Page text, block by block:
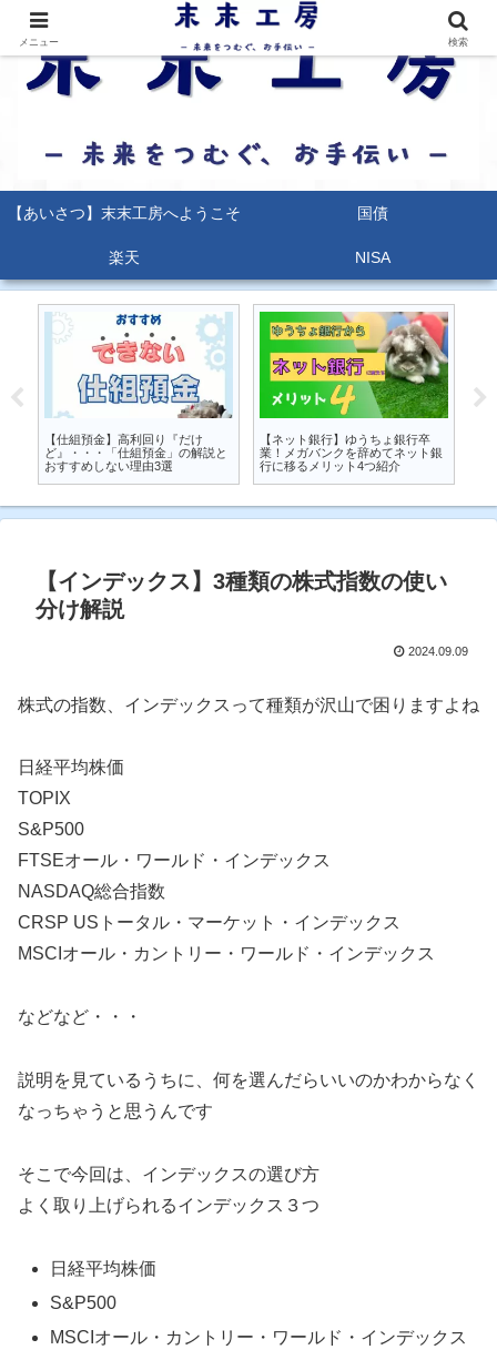
【あいさつ】末末工房へようこそ 国債
楽天 NISA
【仕組預金】高利回り『だけ
ど』・・・「仕組預金」の解説と
おすすめしない理由3選
【ネット銀行】ゆうちょ銀行卒
業！メガバンクを辞めてネット銀
行に移るメリット4つ紹介
【インデックス】3種類の株式指数の使い
分け解説
2024.09.09
株式の指数、インデックスって種類が沢山で困りますよね
日経平均株価
TOPIX
S&P500
FTSEオール・ワールド・インデックス
NASDAQ総合指数
CRSP USトータル・マーケット・インデックス
MSCIオール・カントリー・ワールド・インデックス
などなど・・・
説明を見ているうちに、何を選んだらいいのかわからなく
なっちゃうと思うんです
そこで今回は、インデックスの選び方
よく取り上げられるインデックス３つ
日経平均株価
S&P500
MSCIオール・カントリー・ワールド・インデックス
メニュー 検索